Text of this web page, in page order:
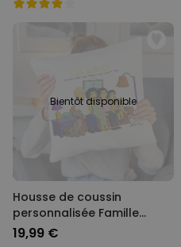
Bientôt disponible
Housse de coussin
personnalisée Famille
Cartoon - Illustration
19,99 €